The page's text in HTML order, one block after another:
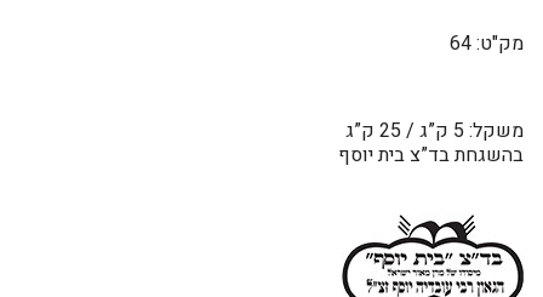
מק"ט: 64
משקל: 5 ק”ג / 25 ק”ג
בהשגחת בד”צ בית יוסף